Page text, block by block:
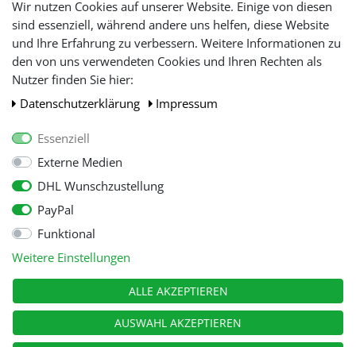
Wir nutzen Cookies auf unserer Website. Einige von diesen
sind essenziell, während andere uns helfen, diese Website
und Ihre Erfahrung zu verbessern. Weitere Informationen zu
den von uns verwendeten Cookies und Ihren Rechten als
Nutzer finden Sie hier:
Daten­schutz­erklärung
Impressum
Essenziell
Externe Medien
DHL Wunschzustellung
PayPal
Funktional
Weitere Einstellungen
ALLE AKZEPTIEREN
AUSWAHL AKZEPTIEREN
Lieferfristen und
Lieferbeschränkung
WIR AKZEPTIEREN
© Copyright 2026 Tooltraders GmbH. Alle Rechte vorbehalten